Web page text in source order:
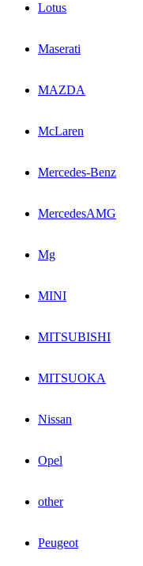
Lotus
Maserati
MAZDA
McLaren
Mercedes-Benz
MercedesAMG
Mg
MINI
MITSUBISHI
MITSUOKA
Nissan
Opel
other
Peugeot